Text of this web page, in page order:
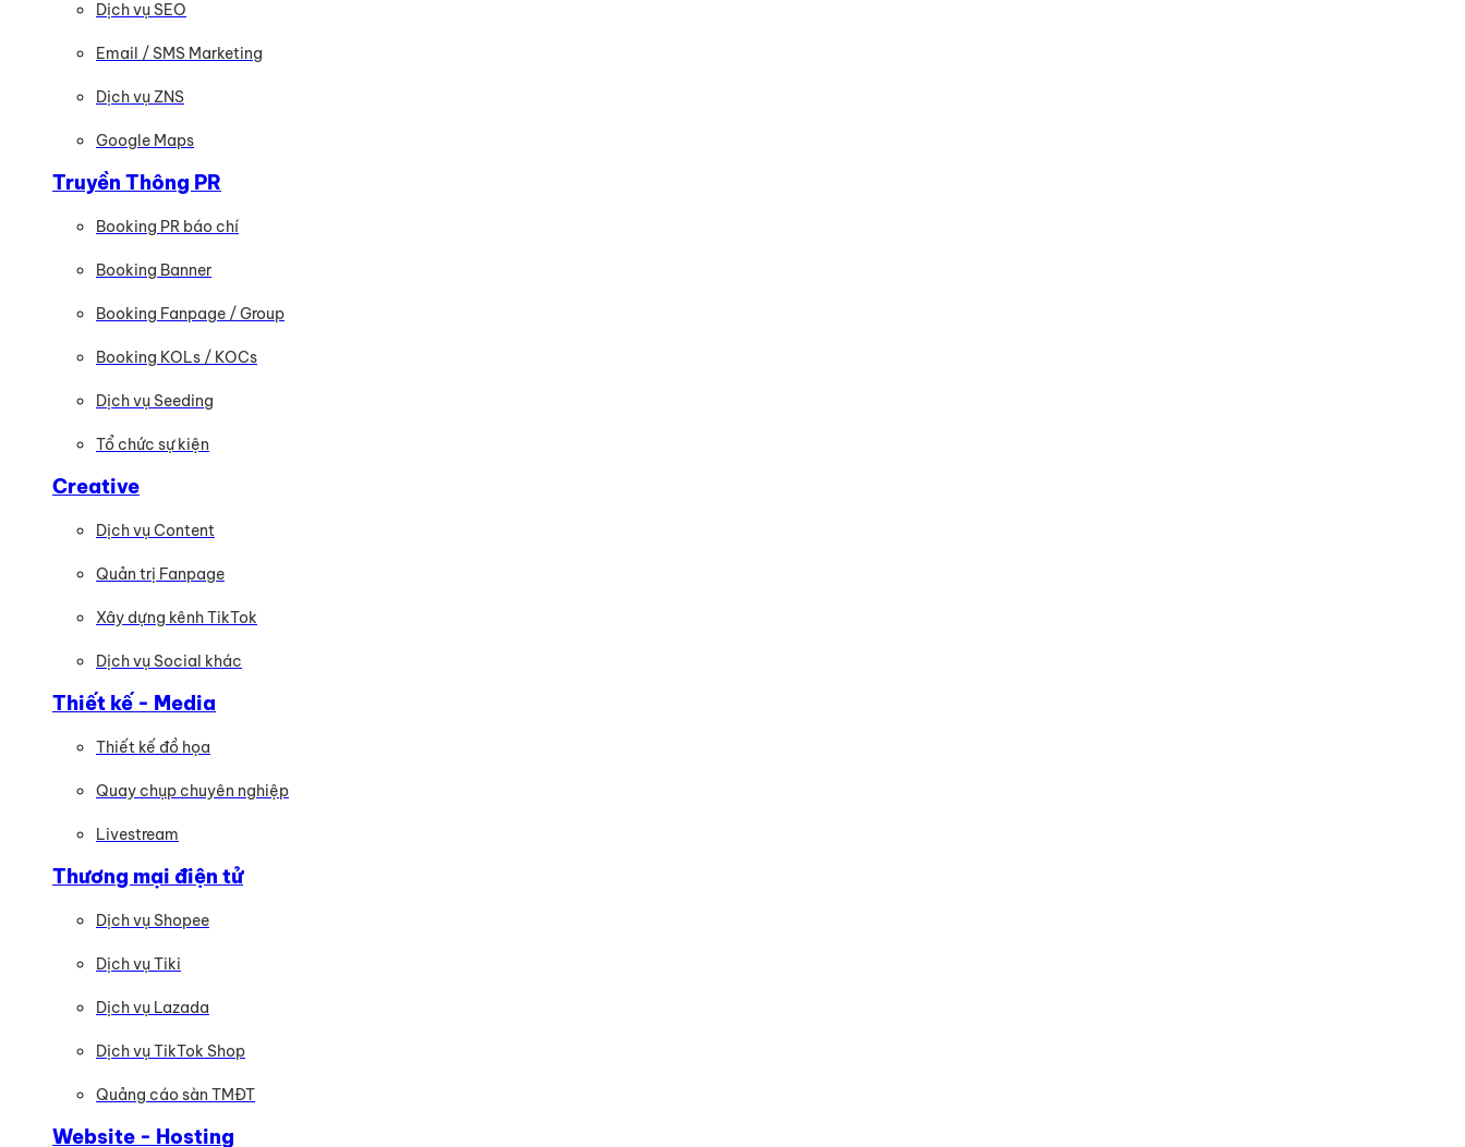
Dịch vụ SEO
Email / SMS Marketing
Dịch vụ ZNS
Google Maps
Truyền Thông PR
Booking PR báo chí
Booking Banner
Booking Fanpage / Group
Booking KOLs / KOCs
Dịch vụ Seeding
Tổ chức sự kiện
Creative
Dịch vụ Content
Quản trị Fanpage
Xây dựng kênh TikTok
Dịch vụ Social khác
Thiết kế - Media
Thiết kế đồ họa
Quay chụp chuyên nghiệp
Livestream
Thương mại điện tử
Dịch vụ Shopee
Dịch vụ Tiki
Dịch vụ Lazada
Dịch vụ TikTok Shop
Quảng cáo sàn TMĐT
Website - Hosting